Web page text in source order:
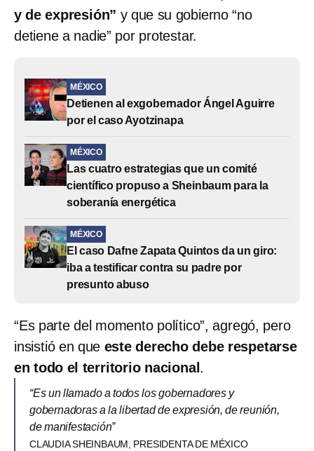
y de expresión” y que su gobierno “no
detiene a nadie” por protestar.
MÉXICO
Detienen al exgobernador Ángel Aguirre
por el caso Ayotzinapa
MÉXICO
Las cuatro estrategias que un comité
científico propuso a Sheinbaum para la
soberanía energética
MÉXICO
El caso Dafne Zapata Quintos da un giro:
iba a testificar contra su padre por
presunto abuso
“Es parte del momento político”, agregó, pero
insistió en que este derecho debe respetarse
en todo el territorio nacional .
“Es un llamado a todos los gobernadores y
gobernadoras a la libertad de expresión, de reunión,
de manifestación”
CLAUDIA SHEINBAUM, PRESIDENTA DE MÉXICO